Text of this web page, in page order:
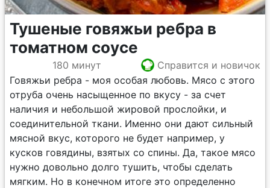
Тушеные говяжьи ребра в
томатном соусе
180 минут
Справится и новичок
Говяжьи ребра - моя особая любовь. Мясо с этого
отруба очень насыщенное по вкусу - за счет
наличия и небольшой жировой прослойки, и
соединительной ткани. Именно они дают сильный
мясной вкус, которого не будет например, у
кусков говядины, взятых со спины. Да, такое мясо
нужно довольно долго тушить, чтобы сделать
мягким. Но в конечном итоге это определенно